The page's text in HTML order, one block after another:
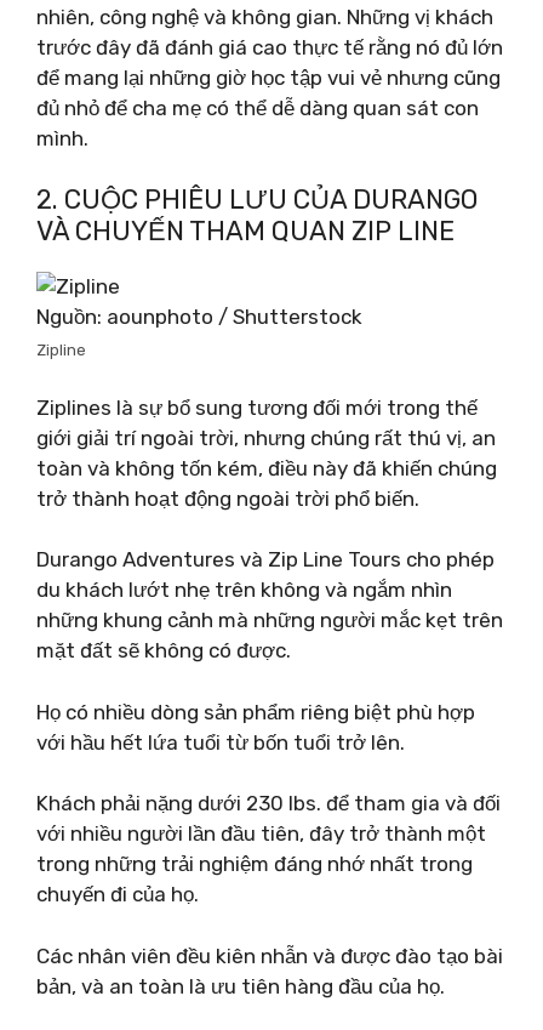
nhiên, công nghệ và không gian. Những vị khách
trước đây đã đánh giá cao thực tế rằng nó đủ lớn
để mang lại những giờ học tập vui vẻ nhưng cũng
đủ nhỏ để cha mẹ có thể dễ dàng quan sát con
mình.
2. CUỘC PHIÊU LƯU CỦA DURANGO
VÀ CHUYẾN THAM QUAN ZIP LINE
Nguồn: aounphoto / Shutterstock
Zipline
Ziplines là sự bổ sung tương đối mới trong thế
giới giải trí ngoài trời, nhưng chúng rất thú vị, an
toàn và không tốn kém, điều này đã khiến chúng
trở thành hoạt động ngoài trời phổ biến.
Durango Adventures và Zip Line Tours cho phép
du khách lướt nhẹ trên không và ngắm nhìn
những khung cảnh mà những người mắc kẹt trên
mặt đất sẽ không có được.
Họ có nhiều dòng sản phẩm riêng biệt phù hợp
với hầu hết lứa tuổi từ bốn tuổi trở lên.
Khách phải nặng dưới 230 lbs. để tham gia và đối
với nhiều người lần đầu tiên, đây trở thành một
trong những trải nghiệm đáng nhớ nhất trong
chuyến đi của họ.
Các nhân viên đều kiên nhẫn và được đào tạo bài
bản, và an toàn là ưu tiên hàng đầu của họ.